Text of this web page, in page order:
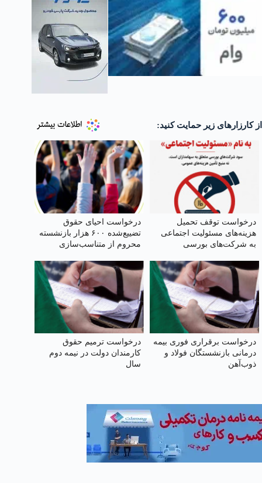
از کارزارهای زیر حمایت کنید:
درخواست توقف تحمیل
هزینه‌های مسئولیت اجتماعی
به شرکت‌های بورسی
درخواست احیای حقوق
تضییع‌شده ۶۰۰ هزار بازنشسته
محروم از متناسب‌سازی
درخواست برقراری فوری بیمه
درمانی بازنشستگان فولاد و
ذوب‌آهن
درخواست ترمیم حقوق
کارمندان دولت در نیمه دوم
سال